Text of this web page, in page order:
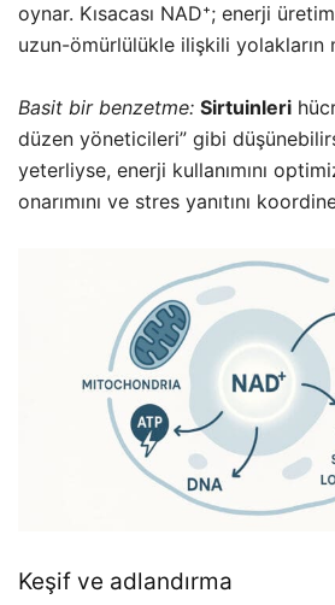
oynar. Kısacası NAD⁺; enerji
uzun-ömürlülükle ilişkili yolakların
Basit bir benzetme: Sirtuinleri
düzen yöneticileri” gibi
yeterliyse, enerji kullanımını
onarımını ve stres yanıtını
Keşif ve adlandırma